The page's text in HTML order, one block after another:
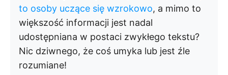
to osoby uczące się wzrokowo, a mimo to
większość informacji jest nadal
udostępniana w postaci zwykłego tekstu?
Nic dziwnego, że coś umyka lub jest źle
rozumiane!